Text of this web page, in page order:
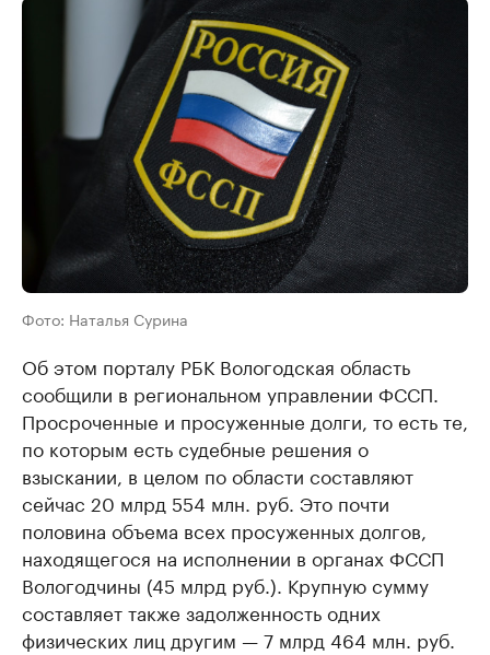
Фото: Наталья Сурина
Об этом порталу РБК Вологодская область
сообщили в региональном управлении ФССП.
Просроченные и просуженные долги, то есть те,
по которым есть судебные решения о
взыскании, в целом по области составляют
сейчас 20 млрд 554 млн. руб. Это почти
половина объема всех просуженных долгов,
находящегося на исполнении в органах ФССП
Вологодчины (45 млрд руб.). Крупную сумму
составляет также задолженность одних
физических лиц другим — 7 млрд 464 млн. руб.